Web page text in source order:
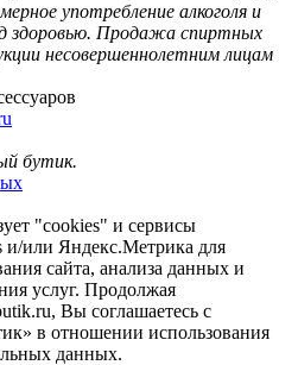
употребление алкоголя и
здоровью. Продажа спиртных
несовершеннолетним лицам
бутик.
"cookies" и сервисы
и/или Яндекс.Метрика для
сайта, анализа данных и
услуг. Продолжая
Вы соглашаетесь с
в отношении использования
данных.